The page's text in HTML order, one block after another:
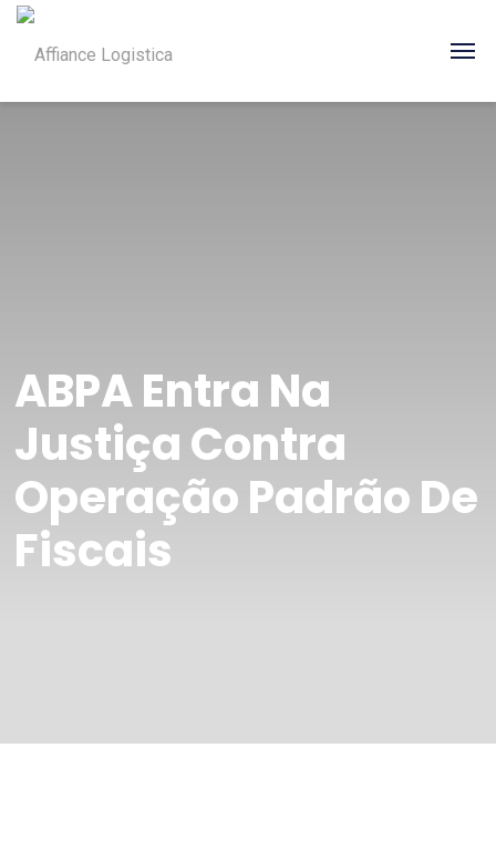
ABPA Entra Na
Justiça Contra
Operação Padrão De
Fiscais